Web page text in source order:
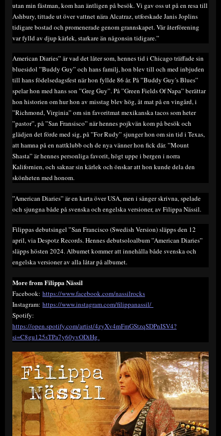
utan min fästman, kom han äntligen på besök. Vi gav oss ut på en resa till
Ashbury, tittade ut över vattnet nära Alcatraz, utforskade Janis Joplins
tidigare bostad och promenerade genom grannskapet. Vår återförening
var fylld av djup kärlek, starkare än någonsin tidigare.”
American Diaries” är vad det låter som, hennes tid i Chicago träffade sin
bluesidol ”Buddy Guy” och hans familj, hon blev till och med inbjuden
till hans födelsedagsfest när hon fyllde 86 år. På ”Buddy Guy’s Blues”
spelar hon med hans son ”Greg Guy”. På ”Green Fields Of Napa” berättar
hon historien om hur hon av misstag blev hög, åt mat på en vingård, i
”Richmond, Virginia” om sin favoritmat mexikanska tacos som heter
”pastor”, på ”San Fransisco” när hennes pojkvän kom på besök och
glädjen det förde med sig, på ”For Rudy” sjunger hon om sin tid i Texas,
att hamna på en nattklubb och de nya vänner hon fick där. ”Mount
Shasta” är hennes personliga favorit, högt uppe i bergen i norra
Kalifornien, och saknar sin kärlek och önskar att hon kunde dela den
skönheten med honom.
”American Diaries” är en karta över USA, men i sånger skrivna, spelade
och sjungna både på svenska och engelska versioner, av Filippa Nässil.
Filippas debutsingel ”San Francisco (Swedish Version) släpps den 12
april, via Despotz Records. Hennes debutsoloalbum ”American Diaries”
släpps hösten 2024. Albumet kommer att innehålla både svenska och
engelska versioner av alla låtar på albumet.
More from Filippa Nässil
Facebook: https://www.facebook.com/nassilrocks
Instagram: https://www.instagram.com/filippanassil/
Spotify:
https://open.spotify.com/artist/4zyXv4mFmGStzqSDPnISV4?
si=C8gu125sTPa7y60yvODiHg